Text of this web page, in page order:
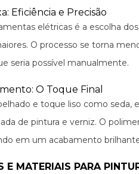
Eficiência e Precisão
elétricas é a escolha
O processo se torna
seria possível manualmente.
O Toque Final
e toque liso como
de pintura e verniz. O
em um acabamento
E MATERIAIS PARA